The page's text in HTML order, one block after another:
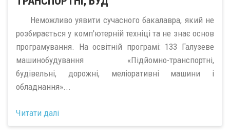
Неможливо уявити сучасного бакалавра, який не
розбирається у комп'ютерній техніці та не знає основ
програмування. На освітній програмі: 133 Галузеве
машинобудування «Підйомно-транспортні,
будівельні, дорожні, меліоративні машини і
обладнання»...
Читати далі